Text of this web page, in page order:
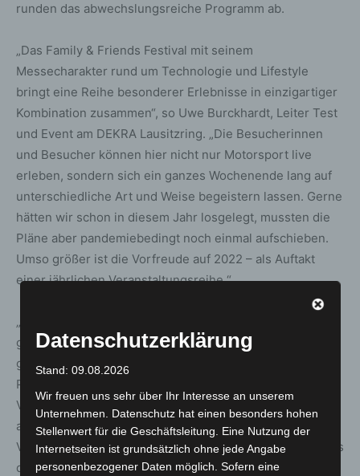
runden das abwechslungsreiche Programm ab.
„Das Family & Friends Festival mit seinem
Messecharakter rund um Technologie und Lifestyle
bringt eine Reihe besonderer Erlebnisse in einzigartiger
Kombination zusammen“, so Uwe Burckhardt, Leiter Test
und Event am DEKRA Lausitzring. „Die Besucherinnen
und Besucher können hier nicht nur Motorsport live
erleben, sondern sich ein ganzes Wochenende lang auf
unterschiedliche Art und Weise begeistern lassen. Gerne
hätten wir schon in diesem Jahr losgelegt, mussten die
Pläne aber pandemiebedingt noch einmal aufschieben.
Umso größer ist die Vorfreude auf 2022 – als Auftakt
einer jährlichen Veranstaltungsreihe.“
„Beim Family & Friends Festival handelt es sich um ein
ganz neues Eventformat, wir freuen uns auf die
gemeinsame Umsetzung mit unserem langjährigen
Partner DEKRA“, sagt ADAC Motorsportchef Thomas
Voss. „Wir sprechen mit dem Festival die ganze Familie
an – von Klein bis Groß. Dabei steht das Erleben im
Vordergrund. Weitere Details zu den einzelnen Highlights
des Family & Friends Festival 2022 werden wir in den
Datenschutzerklärung
Stand: 09.08.2026
Wir freuen uns sehr über Ihr Interesse an unserem
Unternehmen. Datenschutz hat einen besonders hohen
Stellenwert für die Geschäftsleitung. Eine Nutzung der
Internetseiten ist grundsätzlich ohne jede Angabe
personenbezogener Daten möglich. Sofern eine